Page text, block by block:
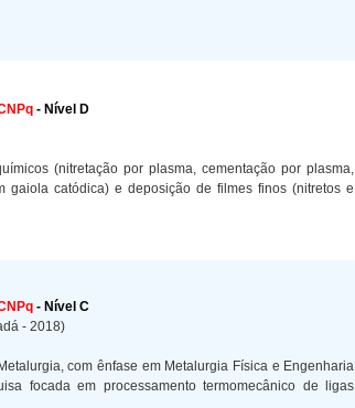
- Nível D
(nitretação por plasma, cementação por plasma,
gaiola catódica) e deposição de filmes finos (nitretos e
- Nível C
- 2018)
com ênfase em Metalurgia Física e Engenharia
focada em processamento termomecânico de ligas